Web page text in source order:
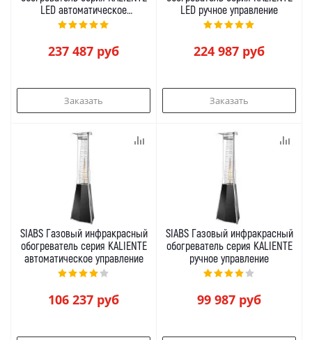
LED автоматическое
управление
237 487 руб
Заказать
LED ручное управление
224 987 руб
Заказать
SIABS Газовый инфракрасный
обогреватель серия KALIENTE
автоматическое управление
106 237 руб
SIABS Газовый инфракрасный
обогреватель серия KALIENTE
ручное управление
99 987 руб